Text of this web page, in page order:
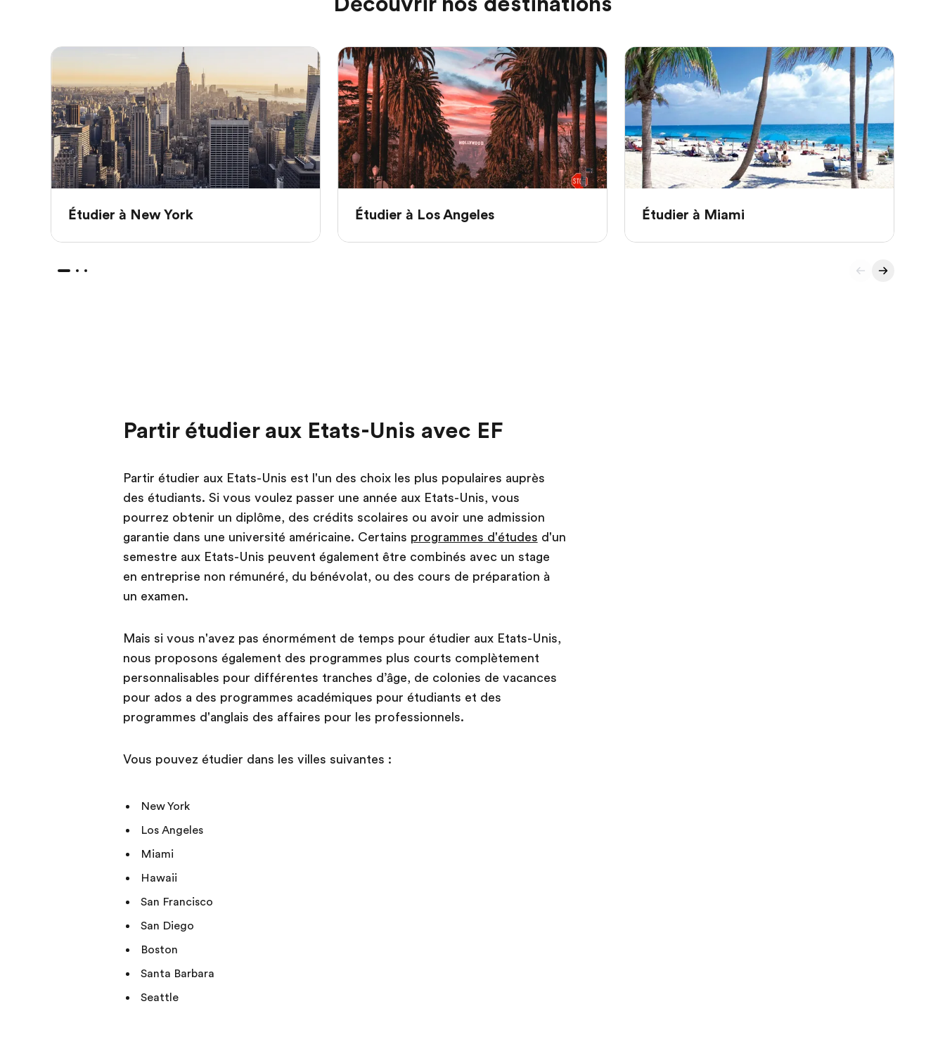
Étudier à New York Étudier à Los Angeles Étudier à Miami
Partir étudier aux Etats-Unis avec EF
Partir étudier aux Etats-Unis est l'un des choix les plus populaires auprès
des étudiants. Si vous voulez passer une année aux Etats-Unis, vous
pourrez obtenir un diplôme, des crédits scolaires ou avoir une admission
garantie dans une université américaine. Certains programmes d'études d'un
semestre aux Etats-Unis peuvent également être combinés avec un stage
en entreprise non rémunéré, du bénévolat, ou des cours de préparation à
un examen.
Mais si vous n'avez pas énormément de temps pour étudier aux Etats-Unis,
nous proposons également des programmes plus courts complètement
personnalisables pour différentes tranches d’âge, de colonies de vacances
pour ados a des programmes académiques pour étudiants et des
programmes d'anglais des affaires pour les professionnels.
Vous pouvez étudier dans les villes suivantes :
New York
Los Angeles
Miami
Hawaii
San Francisco
San Diego
Boston
Santa Barbara
Seattle